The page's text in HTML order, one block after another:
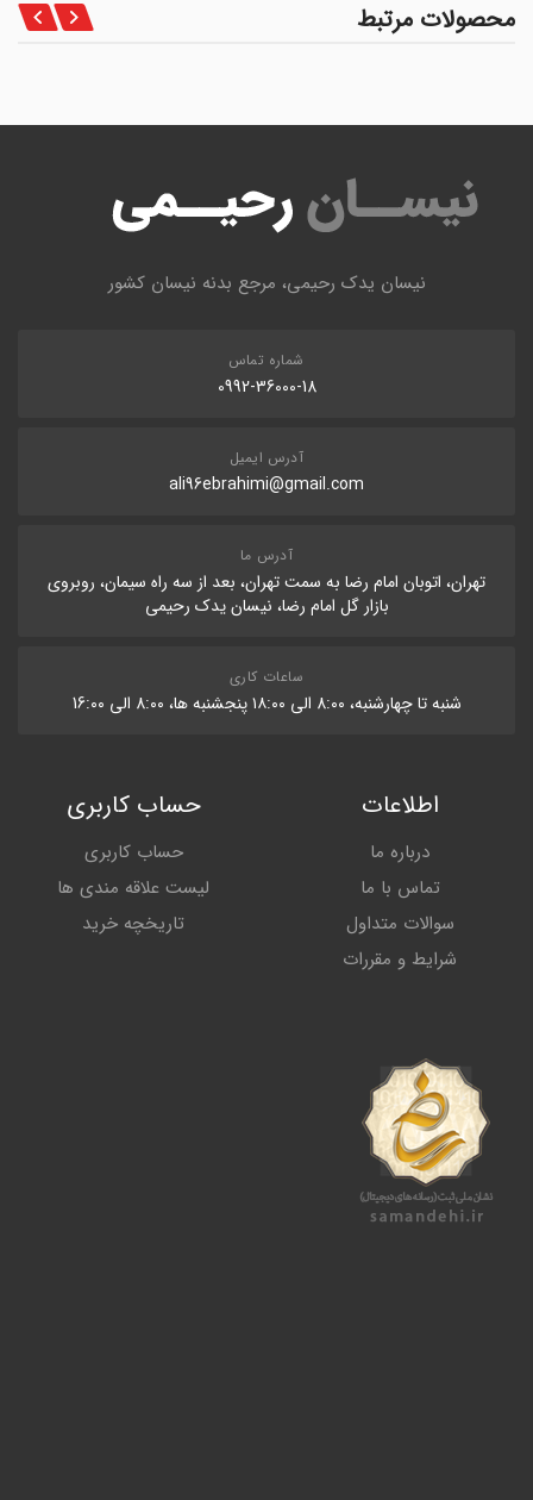
محصولات مرتبط
نیسان یدک رحیمی، مرجع بدنه نیسان کشور
شماره تماس
0992-36000-18
آدرس ایمیل
ali96ebrahimi@gmail.com
آدرس ما
تهران، اتوبان امام رضا به سمت تهران، بعد از سه راه سیمان، روبروی
بازار گل امام رضا، نیسان یدک رحیمی
ساعات کاری
شنبه تا چهارشنبه، 8:۰۰ الی ۱۸:۰۰ پنجشنبه ها، 8:۰۰ الی 16:۰۰
اطلاعات
درباره ما
تماس با ما
سوالات متداول
شرایط و مقررات
حساب کاربری
حساب کاربری
لیست علاقه مندی ها
تاریخچه خرید